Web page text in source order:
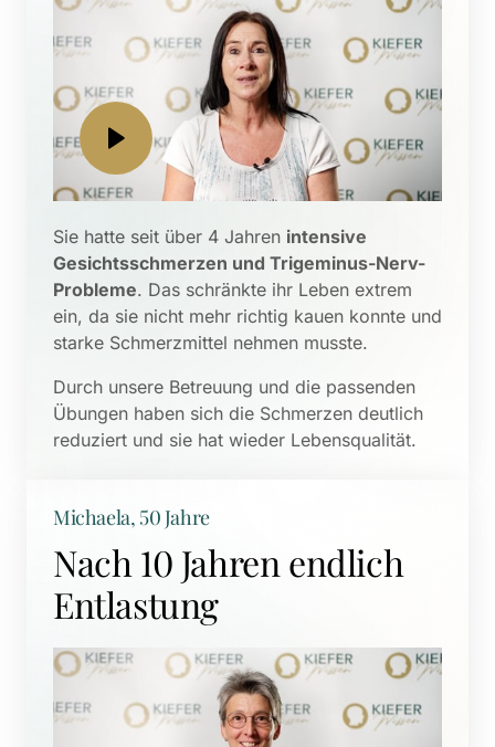
Sie hatte seit über 4 Jahren intensive
Gesichtsschmerzen und Trigeminus-Nerv-
Probleme. Das schränkte ihr Leben extrem
ein, da sie nicht mehr richtig kauen konnte und
starke Schmerzmittel nehmen musste.
Durch unsere Betreuung und die passenden
Übungen haben sich die Schmerzen deutlich
reduziert und sie hat wieder Lebensqualität.
Michaela, 50 Jahre
Nach 10 Jahren endlich
Entlastung